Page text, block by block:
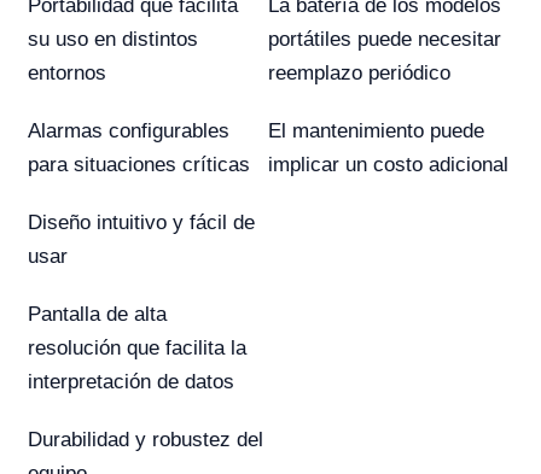
Portabilidad que facilita
su uso en distintos
entornos
La batería de los modelos
portátiles puede necesitar
reemplazo periódico
Alarmas configurables
para situaciones críticas
El mantenimiento puede
implicar un costo adicional
Diseño intuitivo y fácil de
usar
Pantalla de alta
resolución que facilita la
interpretación de datos
Durabilidad y robustez del